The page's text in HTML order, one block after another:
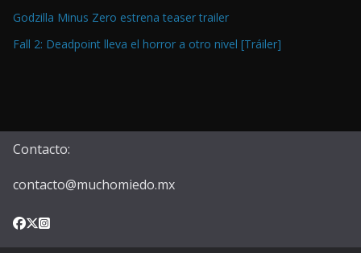
Godzilla Minus Zero estrena teaser trailer
Fall 2: Deadpoint lleva el horror a otro nivel [Tráiler]
Contacto:
contacto@muchomiedo.mx